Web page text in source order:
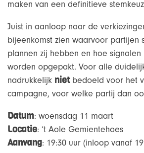
maken van een definitieve
Juist in aanloop naar de
bijeenkomst zien waarvoor partijen
plannen zij hebben en hoe
worden opgepakt. Voor alle
nadrukkelijk nietbedoeld voor het
campagne, voor welke partij dan
Datum: woensdag 11 maart
Locatie: ’t Aole Gemientehoes
Aanvang: 19:30 uur (inloop vanaf